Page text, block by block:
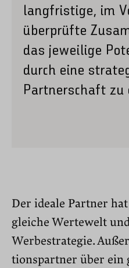
langfristige, im
überprüfte
das jeweilige
durch eine
Partnerschaft zu
Der ideale Partner
gleiche Wertewelt
Werbe­stra­tegie.
ti­ons­partner über ein